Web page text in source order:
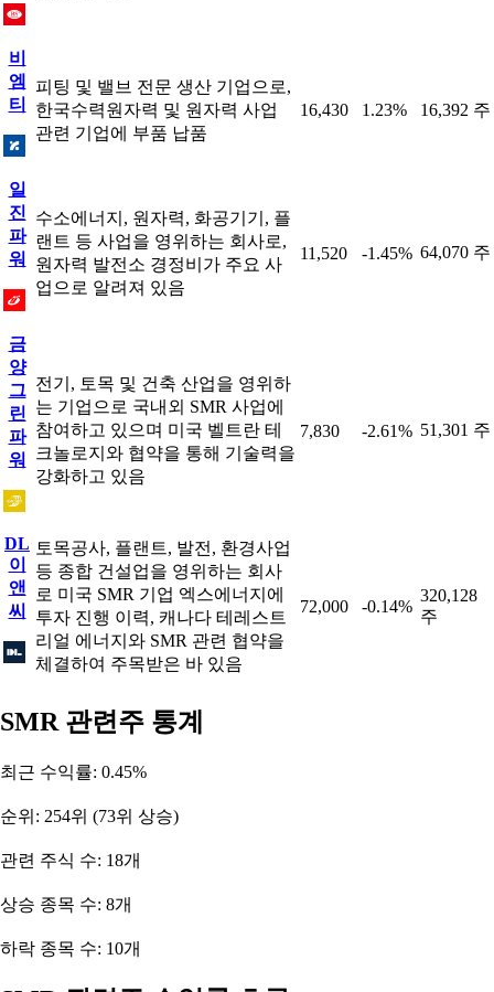
비
엠
티
피팅 및 밸브 전문 생산 기업으로,
한국수력원자력 및 원자력 사업
관련 기업에 부품 납품
16,430 1.23% 16,392 주
일
진
파
워
수소에너지, 원자력, 화공기기, 플
랜트 등 사업을 영위하는 회사로,
원자력 발전소 경정비가 주요 사
업으로 알려져 있음
11,520 -1.45% 64,070 주
금
양
그
린
파
워
전기, 토목 및 건축 산업을 영위하
는 기업으로 국내외 SMR 사업에
참여하고 있으며 미국 벨트란 테
크놀로지와 협약을 통해 기술력을
강화하고 있음
7,830 -2.61% 51,301 주
DL
이
앤
씨
토목공사, 플랜트, 발전, 환경사업
등 종합 건설업을 영위하는 회사
로 미국 SMR 기업 엑스에너지에
투자 진행 이력, 캐나다 테레스트
리얼 에너지와 SMR 관련 협약을
체결하여 주목받은 바 있음
72,000 -0.14%
320,128
주
SMR 관련주 통계
최근 수익률: 0.45%
순위: 254위 (73위 상승)
관련 주식 수: 18개
상승 종목 수: 8개
하락 종목 수: 10개